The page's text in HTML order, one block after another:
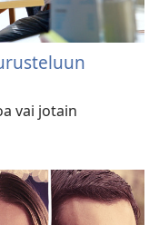
vai jotain